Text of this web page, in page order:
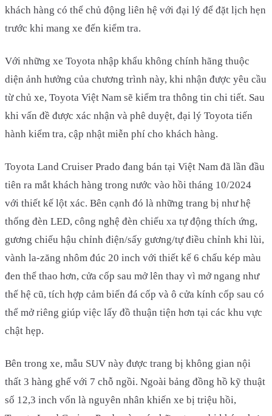
khách hàng có thể chủ động liên hệ với đại lý để đặt lịch hẹn
trước khi mang xe đến kiểm tra.
Với những xe Toyota nhập khẩu không chính hãng thuộc
diện ảnh hưởng của chương trình này, khi nhận được yêu cầu
từ chủ xe, Toyota Việt Nam sẽ kiểm tra thông tin chi tiết. Sau
khi vấn đề được xác nhận và phê duyệt, đại lý Toyota tiến
hành kiểm tra, cập nhật miễn phí cho khách hàng.
Toyota Land Cruiser Prado đang bán tại Việt Nam đã lần đầu
tiên ra mắt khách hàng trong nước vào hồi tháng 10/2024
với thiết kế lột xác. Bên cạnh đó là những trang bị như hệ
thống đèn LED, công nghệ đèn chiếu xa tự động thích ứng,
gương chiếu hậu chỉnh điện/sấy gương/tự điều chỉnh khi lùi,
vành la-zăng nhôm đúc 20 inch với thiết kế 6 chấu kép màu
đen thể thao hơn, cửa cốp sau mở lên thay vì mở ngang như
thế hệ cũ, tích hợp cảm biến đá cốp và ô cửa kính cốp sau có
thể mở riêng giúp việc lấy đồ thuận tiện hơn tại các khu vực
chật hẹp.
Bên trong xe, mẫu SUV này được trang bị không gian nội
thất 3 hàng ghế với 7 chỗ ngồi. Ngoài bảng đồng hồ kỹ thuật
số 12,3 inch vốn là nguyên nhân khiến xe bị triệu hồi,